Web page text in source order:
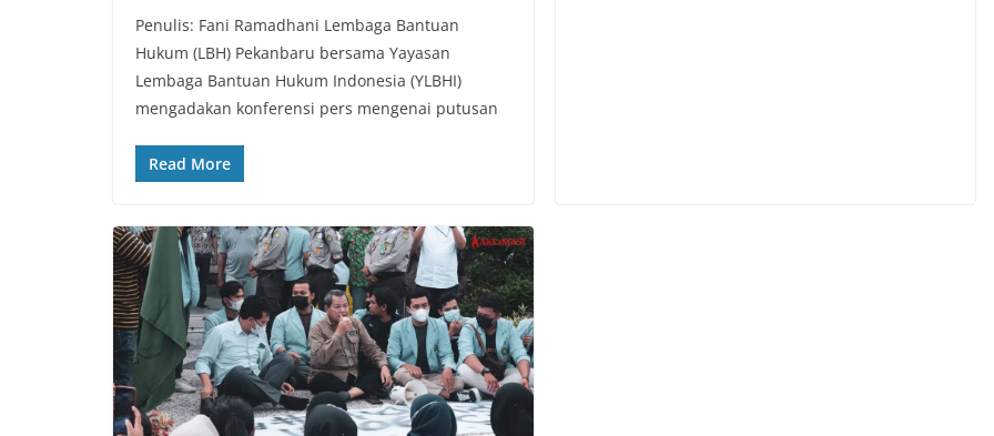
Penulis: Fani Ramadhani Lembaga Bantuan
Hukum (LBH) Pekanbaru bersama Yayasan
Lembaga Bantuan Hukum Indonesia (YLBHI)
mengadakan konferensi pers mengenai putusan
Read More